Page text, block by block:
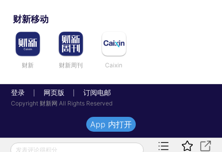
财新移动
财新 财新周刊 Caixin
登录 网页版 订阅电邮
Copyright 财新网 All Rights Reserved
发表评论得积分
App 内打开